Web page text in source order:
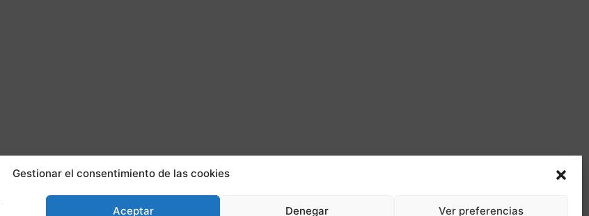
Gestionar el consentimiento de las cookies
Aceptar Denegar Ver preferencias